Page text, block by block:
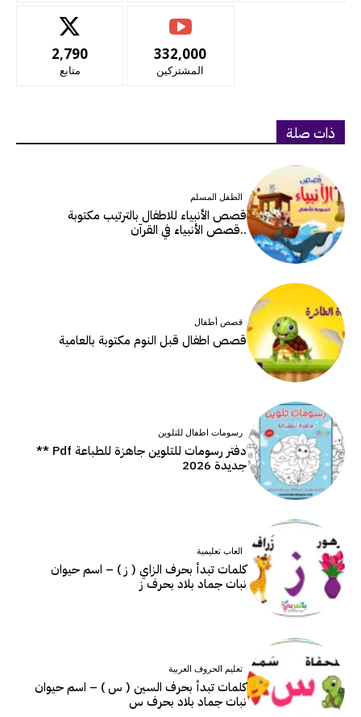
2,790
متابع
332,000
المشتركين
ذات صلة
الطفل المسلم
قصص الأنبياء للاطفال بالترتيب مكتوبة
..قصص الأنبياء في القرآن
قصص أطفال
قصص اطفال قبل النوم مكتوبة بالعامية
رسومات اطفال للتلوين
دفتر رسومات للتلوين جاهزة للطباعة Pdf **
جديدة 2026
العاب تعليمية
كلمات تبدأ بحرف الزاي ( ز ) – اسم حيوان
نبات جماد بلاد بحرف ز
تعليم الحروف العربية
كلمات تبدأ بحرف السين ( س ) – اسم حيوان
نبات جماد بلاد بحرف س